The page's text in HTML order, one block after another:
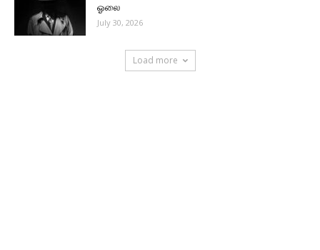
ஓலை
July 30, 2026
Load more